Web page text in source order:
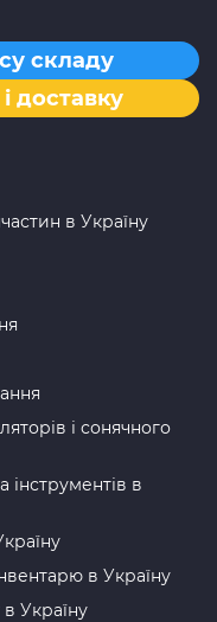
складу
доставку
в Україну
і сонячного
інструментів в
в Україну
Україну